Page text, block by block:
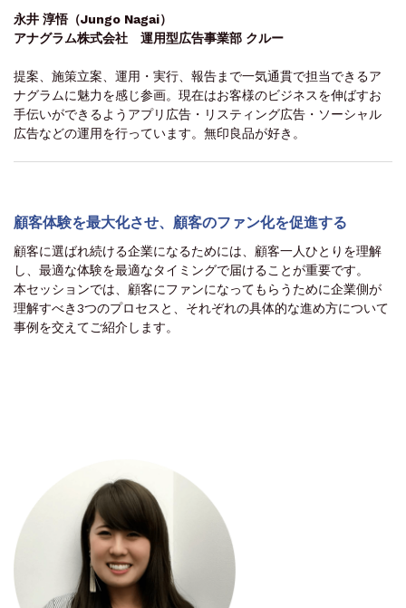
永井 淳悟（Jungo Nagai）
アナグラム株式会社 運用型広告事業部 クルー
提案、施策立案、運用・実行、報告まで一気通貫で担当できるア
ナグラムに魅力を感じ参画。現在はお客様のビジネスを伸ばすお
手伝いができるようアプリ広告・リスティング広告・ソーシャル
広告などの運用を行っています。無印良品が好き。
顧客体験を最大化させ、顧客のファン化を促進する
顧客に選ばれ続ける企業になるためには、顧客一人ひとりを理解
し、最適な体験を最適なタイミングで届けることが重要です。
本セッションでは、顧客にファンになってもらうために企業側が
理解すべき3つのプロセスと、それぞれの具体的な進め方について
事例を交えてご紹介します。